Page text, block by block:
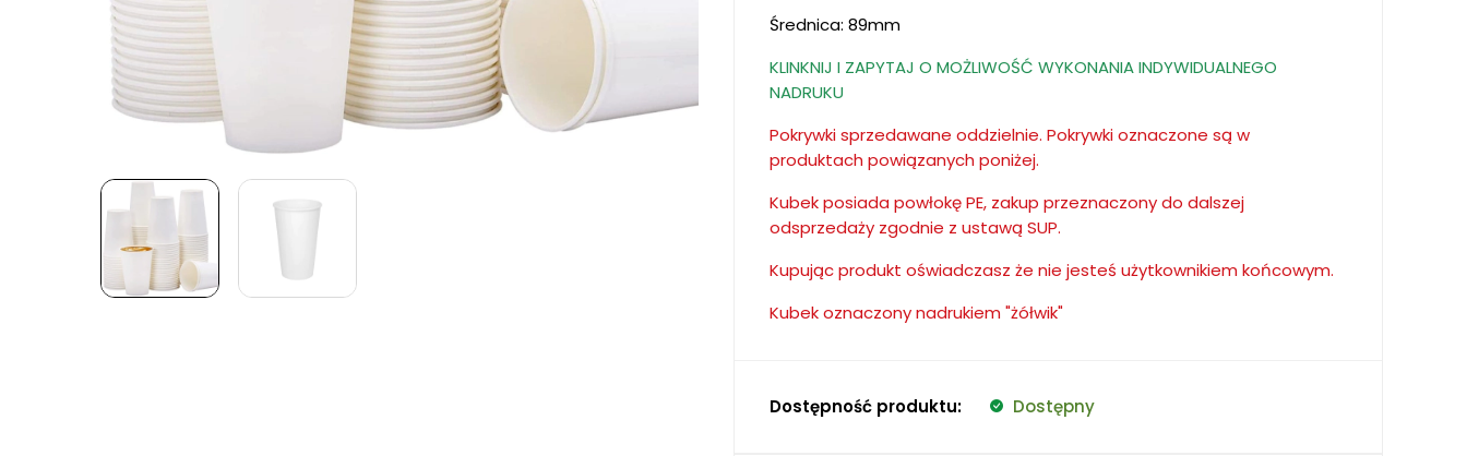
Średnica: 89mm
KLINKNIJ I ZAPYTAJ O MOŻLIWOŚĆ WYKONANIA INDYWIDUALNEGO
NADRUKU
Pokrywki sprzedawane oddzielnie. Pokrywki oznaczone są w
produktach powiązanych poniżej.
Kubek posiada powłokę PE, zakup przeznaczony do dalszej
odsprzedaży zgodnie z ustawą SUP.
Kupując produkt oświadczasz że nie jesteś użytkownikiem końcowym.
Kubek oznaczony nadrukiem "żółwik"
Dostępność produktu: Dostępny